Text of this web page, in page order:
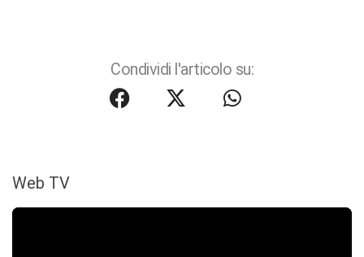
Condividi l'articolo su:
Web TV